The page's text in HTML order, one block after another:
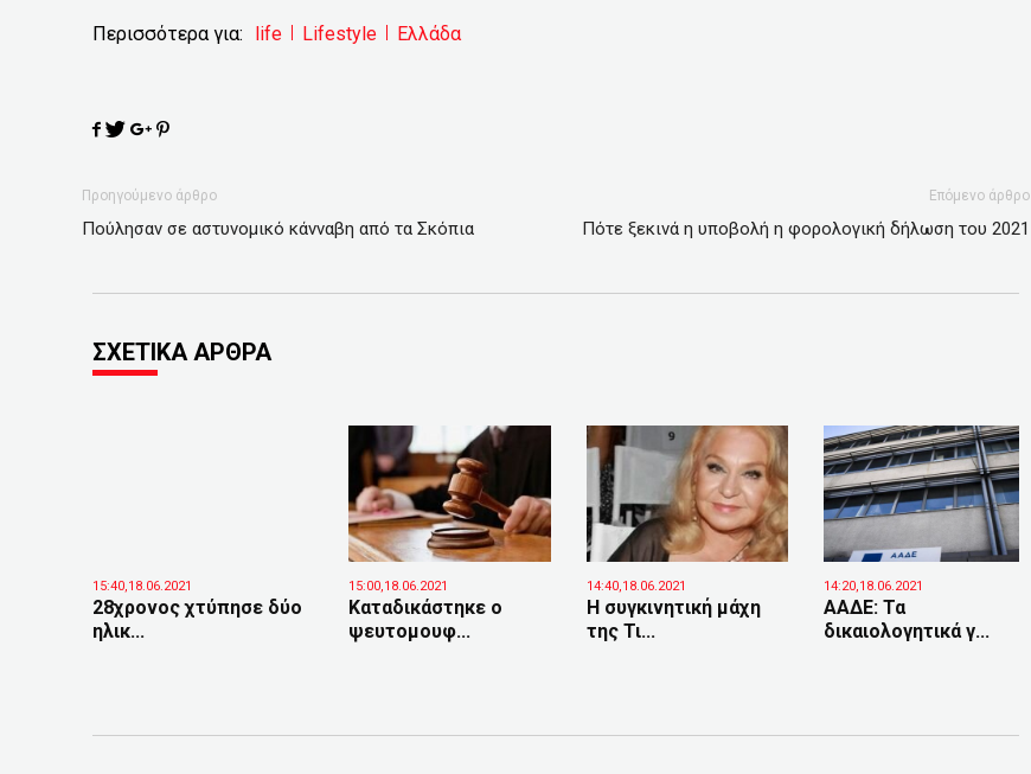
Περισσότερα για: life Lifestyle Ελλάδα
Προηγούμενο άρθρο
Πούλησαν σε αστυνομικό κάνναβη από τα Σκόπια
Επόμενο άρθρο
Πότε ξεκινά η υποβολή η φορολογική δήλωση του 2021
ΣΧΕΤΙΚΑ ΑΡΘΡΑ
15:40,18.06.2021
28χρονος χτύπησε δύο
ηλικ...
15:00,18.06.2021
Καταδικάστηκε ο
ψευτομουφ...
14:40,18.06.2021
Η συγκινητική μάχη
της Τι...
14:20,18.06.2021
ΑΑΔΕ: Τα
δικαιολογητικά γ...